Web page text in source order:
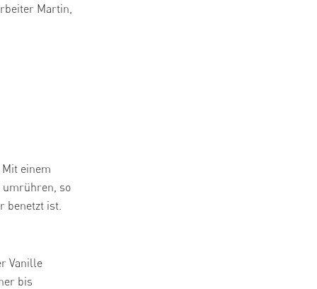
Martin,
einem
umrühren, so
benetzt ist.
Vanille
bis